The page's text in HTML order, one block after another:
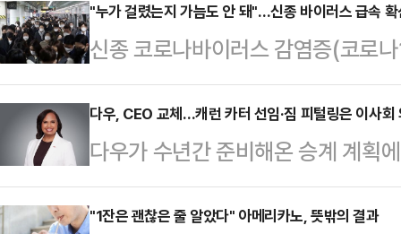
라 조달을 총괄하는 핵심 임원진이
삼성SDI 관계자들과 미팅을 가졌
Gruenkemeier) AWS 공급망 및
Padilla) AWS 서버·네트워킹 공
Tyagi) AWS 에너지 저장 전략 담
"누가 걸렸는지 가늠도 안 돼"…신종 바이러스 급속 확
신종 코로나바이러스 감염증(코로
적으로 확산 조짐을 보이고 있다.
오랜 기간 잠복했다가 다시 나타나
불린다.16일 일본 니혼게이자신문
공화국에서 처음 보고된 코로나19
국 이상으로 퍼졌다.지난해 9월부
다우, CEO 교체…캐런 카터 선임·짐 피털링은 이사회
다우가 수년간 준비해온 승계 계획
십 체제 전환에 나섰다.다우는 회
월1일부로 집행 이사회 의장으로
"1잔은 괜찮은 줄 알았다" 아메리카노, 뜻밖의 결과